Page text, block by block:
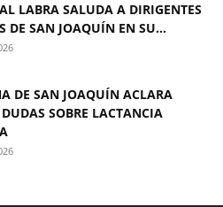
LABRA SALUDA A DIRIGENTES
DE SAN JOAQUÍN EN SU...
DE SAN JOAQUÍN ACLARA
SOBRE LACTANCIA